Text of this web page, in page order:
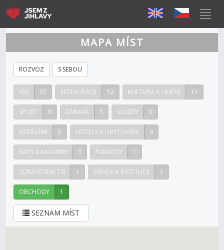
MAPA MÍST
ROZVOZ S SEBOU
VŠE 55 RESTAURACE 12 KULTURA A UMĚNÍ 11
SPORT 6 ZÁBAVA 5 SLUŽBY 5
VZDĚLÁNÍ 5 HOTELY A UBYTOVÁNÍ 4
BARY A KAVÁRNY 3 PAMÁTKY 1
ZDRAVOTNICTVÍ 1 ÚŘADY A INSTITUCE 1
OBCHODY 1
SEZNAM MÍST